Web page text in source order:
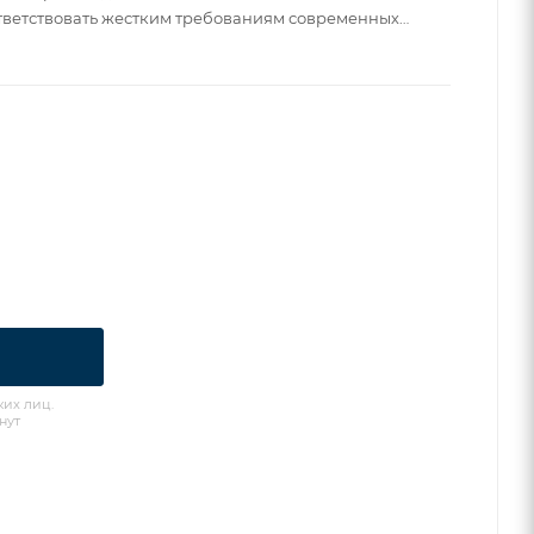
жестким требованиям современных
лиц.